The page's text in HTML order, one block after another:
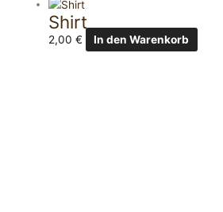
Shirt
2,00€ In den Warenkorb